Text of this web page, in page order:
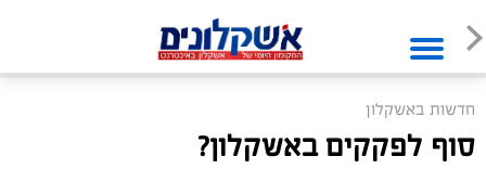
חדשות באשקלון
סוף לפקקים באשקלון?